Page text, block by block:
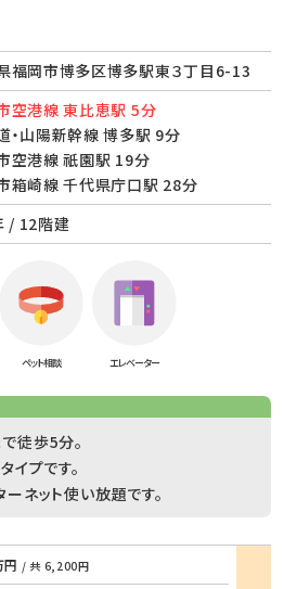
福岡市博多区博多駅東３丁目6-13
空港線 東比恵駅 5分
・山陽新幹線 博多駅 9分
空港線 祇園駅 19分
箱崎線 千代県庁口駅 28分
/ 12階建
ペット相談 エレベーター
徒歩5分。
イプです。
ネット使い放題です。
円 / 共 6,200円